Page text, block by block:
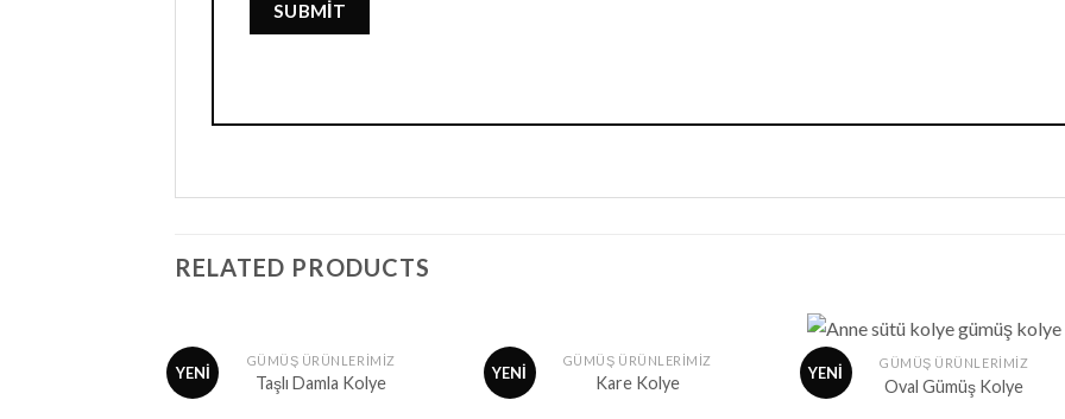
RELATED PRODUCTS
YENİ
GÜMÜŞ ÜRÜNLERİMİZ
Taşlı Damla Kolye
YENİ
GÜMÜŞ ÜRÜNLERİMİZ
Kare Kolye
YENİ GÜMÜŞ ÜRÜNLERİMİZ
Oval Gümüş Kolye